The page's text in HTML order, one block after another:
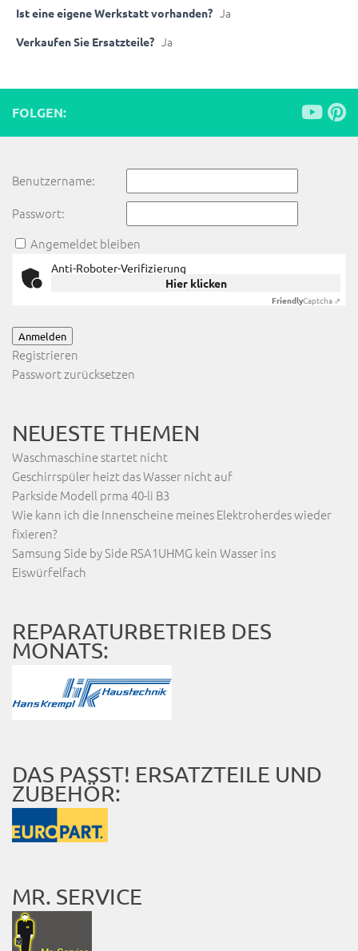
Ist eine eigene Werkstatt vorhanden? Ja
Verkaufen Sie Ersatzteile? Ja
FOLGEN:
Benutzername:
Passwort:
Angemeldet bleiben
Anti-Roboter-Verifizierung
Hier klicken
FriendlyCaptcha ⇗
Anmelden
Registrieren
Passwort zurücksetzen
NEUESTE THEMEN
Waschmaschine startet nicht
Geschirrspüler heizt das Wasser nicht auf
Parkside Modell prma 40-li B3
Wie kann ich die Innenscheine meines Elektroherdes wieder
fixieren?
Samsung Side by Side RSA1UHMG kein Wasser ins
Eiswürfelfach
REPARATURBETRIEB DES
MONATS:
DAS PASST! ERSATZTEILE UND
ZUBEHÖR:
MR. SERVICE